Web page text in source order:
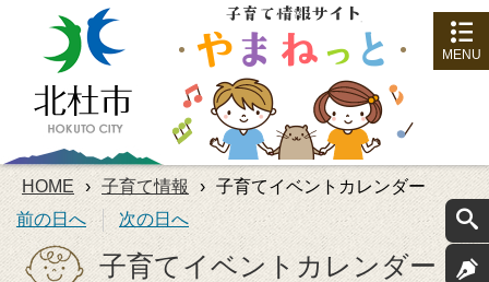
MENU
HOME › 子育て情報 › 子育てイベントカレンダー
子育てイベントカレンダー
前の日へ 次の日へ